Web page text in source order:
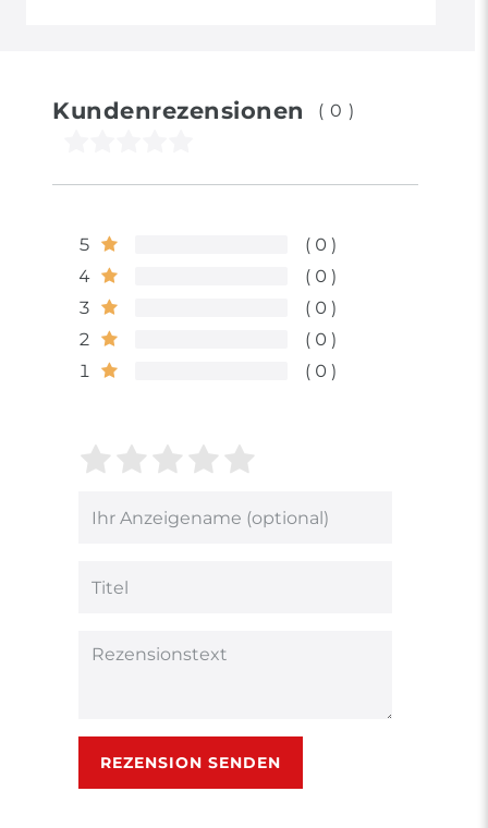
Kundenrezensionen (0)
5
0
4
0
3
0
2
0
1
0
Bewertungssterne
von
4
von
3
2
von
1
von
Bewertungssternen
Anzeigename
Rezensionstext
REZENSION SENDEN